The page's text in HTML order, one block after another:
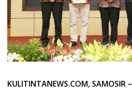
KULITINTANEWS.COM, SAMOSIR –